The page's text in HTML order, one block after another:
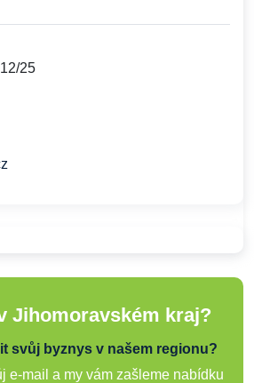
25
Jihomoravském kraj?
svůj byznys v našem regionu?
e-mail a my vám zašleme nabídku